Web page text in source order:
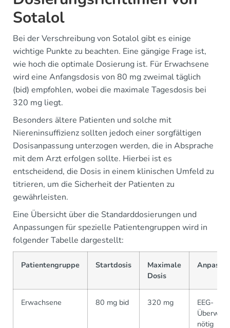
Sotalol
Bei der Verschreibung von Sotalol gibt es einige
wichtige Punkte zu beachten. Eine gängige Frage ist,
wie hoch die optimale Dosierung ist. Für Erwachsene
wird eine Anfangsdosis von 80 mg zweimal täglich
(bid) empfohlen, wobei die maximale Tagesdosis bei
320 mg liegt.
Besonders ältere Patienten und solche mit
Niereninsuffizienz sollten jedoch einer sorgfältigen
Dosisanpassung unterzogen werden, die in Absprache
mit dem Arzt erfolgen sollte. Hierbei ist es
entscheidend, die Dosis in einem klinischen Umfeld zu
titrieren, um die Sicherheit der Patienten zu
gewährleisten.
Eine Übersicht über die Standarddosierungen und
Anpassungen für spezielle Patientengruppen wird in
folgender Tabelle dargestellt:
Patientengruppe Startdosis
Maximale
Dosis
Erwachsene 80 mg bid 320 mg
EEG-
nötig